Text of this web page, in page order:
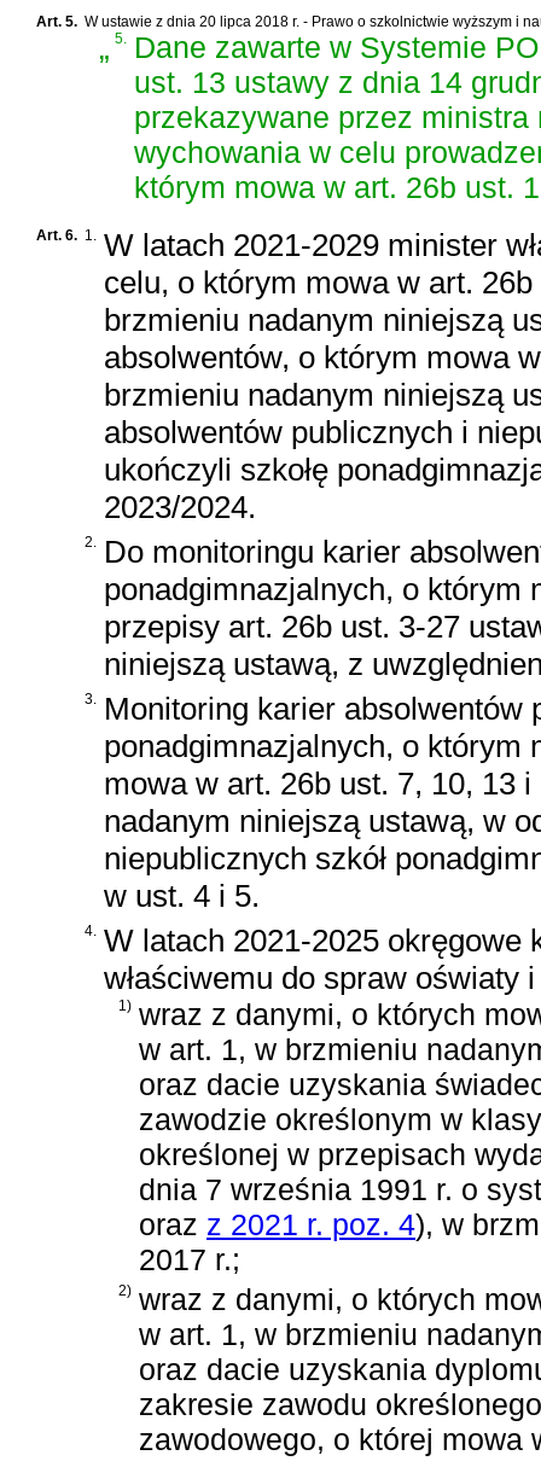
Art. 5. Wustawie z dnia 20 lipca 2018 r. - Prawo o szkolnictwie wyższym i
„5. Dane zawarte w Systemie
ust. 13 ustawy z dnia 14
przekazywane przez ministra
wychowania w celu
którym mowa w art. 26b ust.
Art. 6. 1. W latach 2021-2029 minister
celu, o którym mowa w art.
brzmieniu nadanym niniejszą
absolwentów, o którym mowa
brzmieniu nadanym niniejszą
absolwentów publicznych i
ukończyli szkołę
2023/2024.
2. Do monitoringu karier
ponadgimnazjalnych, o którym
przepisy art. 26b ust. 3-27
niniejszą ustawą, z
3. Monitoring karier absolwentów
ponadgimnazjalnych, o którym
mowa w art. 26b ust. 7, 10, 13
nadanym niniejszą ustawą, w
niepublicznych szkół
w ust. 4 i 5.
4. W latach 2021-2025 okręgowe
właściwemu do spraw oświaty
1) wraz z danymi, o których
w art. 1, w brzmieniu
oraz dacie uzyskania
zawodzie określonym w
określonej w przepisach
dnia 7 września 1991 r. o
oraz z 2021 r. poz. 4), w
2017 r.;
2) wraz z danymi, o których
w art. 1, w brzmieniu
oraz dacie uzyskania
zakresie zawodu
zawodowego, o której mowa